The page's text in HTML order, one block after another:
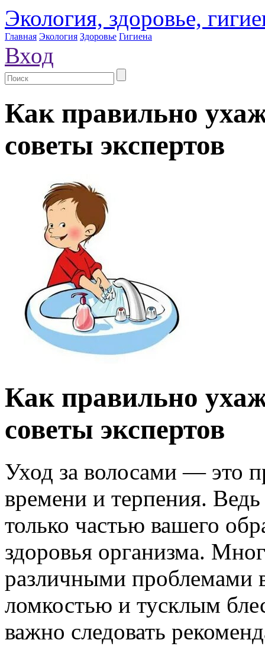
Экология, здоровье,
Главная Экология Здоровье Гигиена
Вход
Как правильно
советы экспертов
Как правильно
советы экспертов
Уход за волосами — это
времени и терпения.
только частью вашего
здоровья организма.
различными проблемами
ломкостью и тусклым
важно следовать